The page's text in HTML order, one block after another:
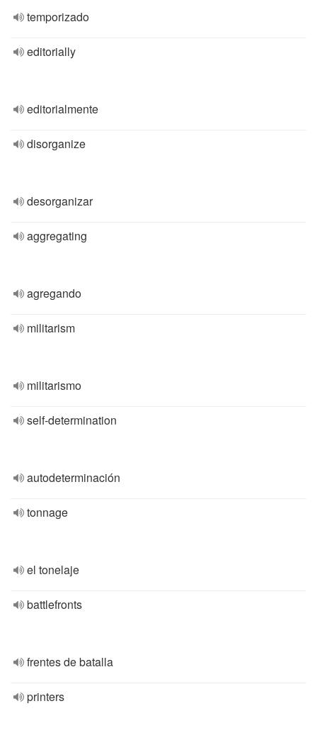
temporizado
editorially
editorialmente
disorganize
desorganizar
aggregating
agregando
militarism
militarismo
self-determination
autodeterminación
tonnage
el tonelaje
battlefronts
frentes de batalla
printers